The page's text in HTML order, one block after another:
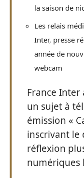
la saison de
Les relais
Inter, presse
année de
webcam
France Inter
un sujet à
émission «
inscrivant le
réflexion
numériques